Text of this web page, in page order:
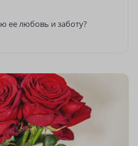
ее любовь и заботу?